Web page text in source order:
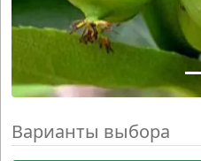
Варианты выбора